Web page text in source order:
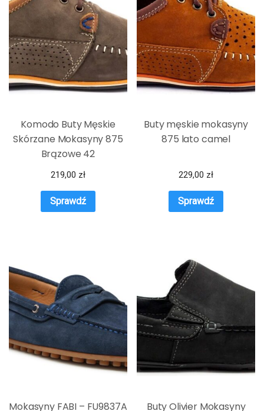
Komodo Buty Męskie
Skórzane Mokasyny 875
Brązowe 42
219,00 zł
Sprawdź
Buty męskie mokasyny
875 lato camel
229,00 zł
Sprawdź
Mokasyny FABI – FU9837A Buty Olivier Mokasyny